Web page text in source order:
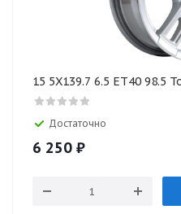
15 5X139.7 6.5 ET40 98.5
Достаточно
6 250 ₽